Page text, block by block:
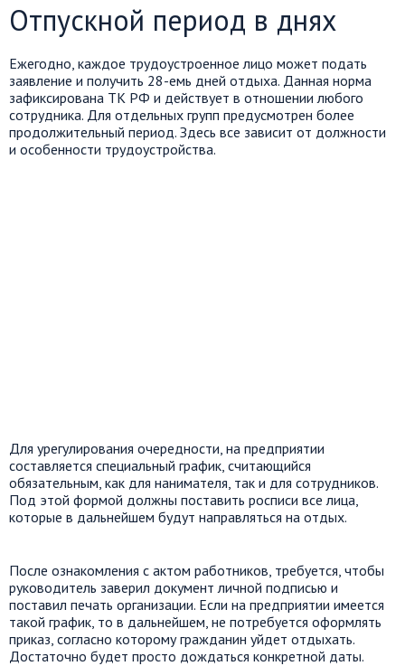
Отпускной период в днях
Ежегодно, каждое трудоустроенное лицо может подать
заявление и получить 28-емь дней отдыха. Данная норма
зафиксирована ТК РФ и действует в отношении любого
сотрудника. Для отдельных групп предусмотрен более
продолжительный период. Здесь все зависит от должности
и особенности трудоустройства.
Для урегулирования очередности, на предприятии
составляется специальный график, считающийся
обязательным, как для нанимателя, так и для сотрудников.
Под этой формой должны поставить росписи все лица,
которые в дальнейшем будут направляться на отдых.
После ознакомления с актом работников, требуется, чтобы
руководитель заверил документ личной подписью и
поставил печать организации. Если на предприятии имеется
такой график, то в дальнейшем, не потребуется оформлять
приказ, согласно которому гражданин уйдет отдыхать.
Достаточно будет просто дождаться конкретной даты.